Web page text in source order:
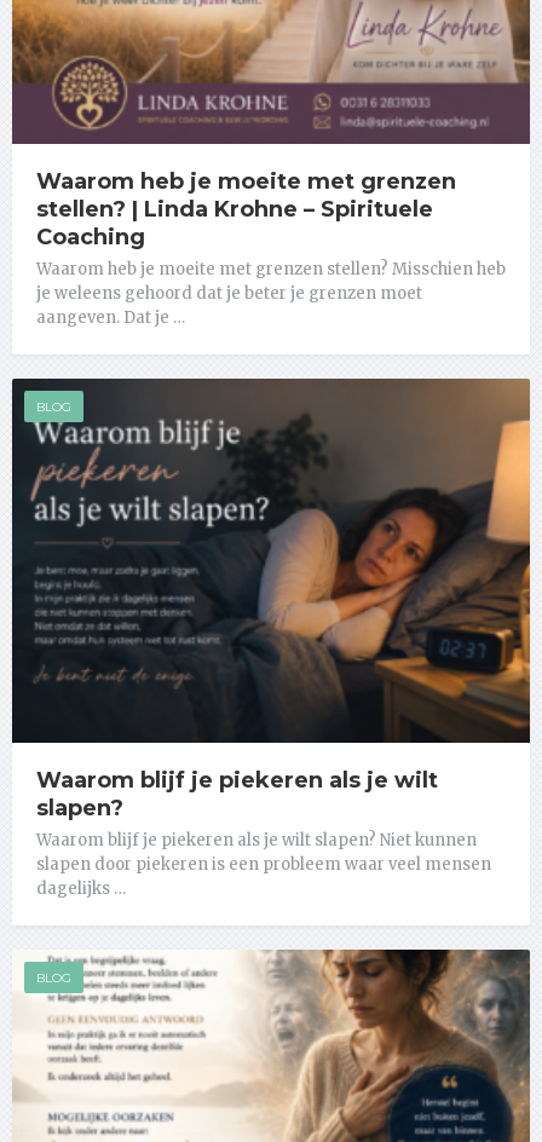
Waarom heb je moeite met grenzen
stellen? | Linda Krohne – Spirituele
Coaching
Waarom heb je moeite met grenzen stellen? Misschien heb
je weleens gehoord dat je beter je grenzen moet
aangeven. Dat je …
BLOG
Waarom blijf je piekeren als je wilt
slapen?
Waarom blijf je piekeren als je wilt slapen? Niet kunnen
slapen door piekeren is een probleem waar veel mensen
dagelijks …
BLOG